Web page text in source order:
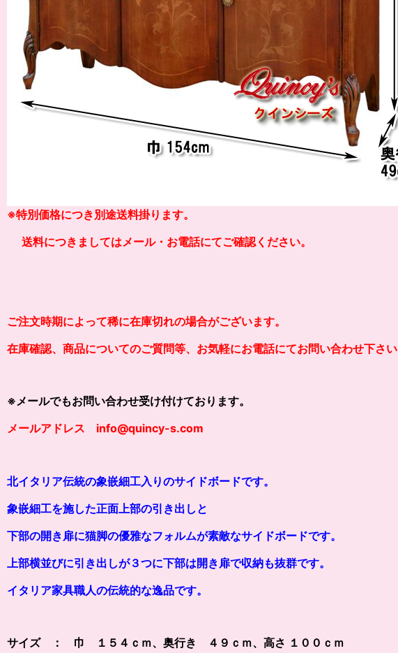
※特別価格につき別途送料掛り ます。
送料につきましてはメール・お電話にてご確認ください。
ご注文時期によって稀に在庫切れの場合がございます。
在庫確認、商品についてのご質問等、お気軽にお電話にてお問い合わせ下さい
※メールでもお問い合わせ受け付けております。
メールアドレス info@quincy-s.com
北イタリア伝統の象嵌細工入りのサイドボードです。
象嵌細工を施した正面上部の引き出しと
下部の開き 扉に猫脚の優雅なフォルムが素敵なサイドボードです。
上部横並びに引き出しが３つに下部は開き扉で収納も抜群です。
イタリア家具職人の伝統的な逸品です。
サイズ ： 巾 １５４ｃｍ、奥行き ４９ｃｍ、高さ １００ｃｍ